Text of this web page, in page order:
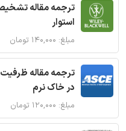
ترجمه مقاله
استوار
مبلغ: ۱۴۰,۰۰۰ تومان
ترجمه مقاله
در خاک نرم
مبلغ: ۱۲۰,۰۰۰ تومان